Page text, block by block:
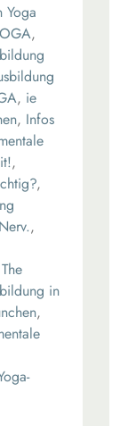
Yoga
,
, ie
, Infos
,
,
,
in
,